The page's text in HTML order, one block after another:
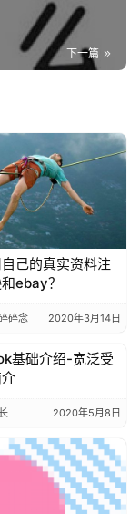
下一篇
己的真实资料注
ebay？
碎念 2020年3月14日
基础介绍-宽泛受
2020年5月8日